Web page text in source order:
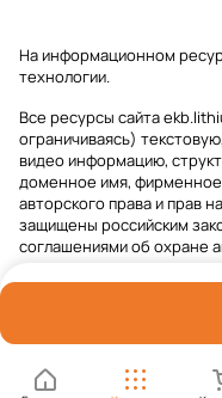
На информационном
технологии.
Все ресурсы сайта
ограничиваясь)
видео информацию,
доменное имя,
авторского права и прав
защищены российским
соглашениями об охране